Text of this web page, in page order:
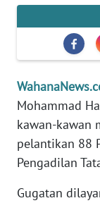
Mohammad
kawan-kawan
pelantikan 88
Pengadilan
Gugatan
OLAHRAGA
EDITORIAL
Informasi
BERITA